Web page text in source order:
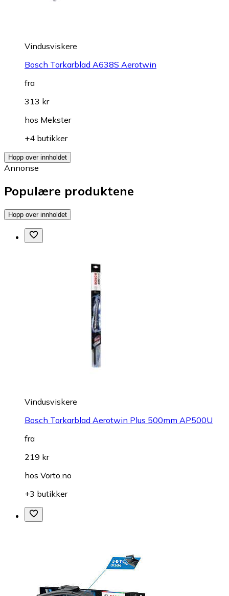
Vindusviskere
Bosch Torkarblad A638S Aerotwin
fra
313 kr
hos Mekster
+4 butikker
Hopp over innholdet
Annonse
Populære produktene
Hopp over innholdet
Vindusviskere
Bosch Torkarblad Aerotwin Plus 500mm AP500U
fra
219 kr
hos Vorto.no
+3 butikker